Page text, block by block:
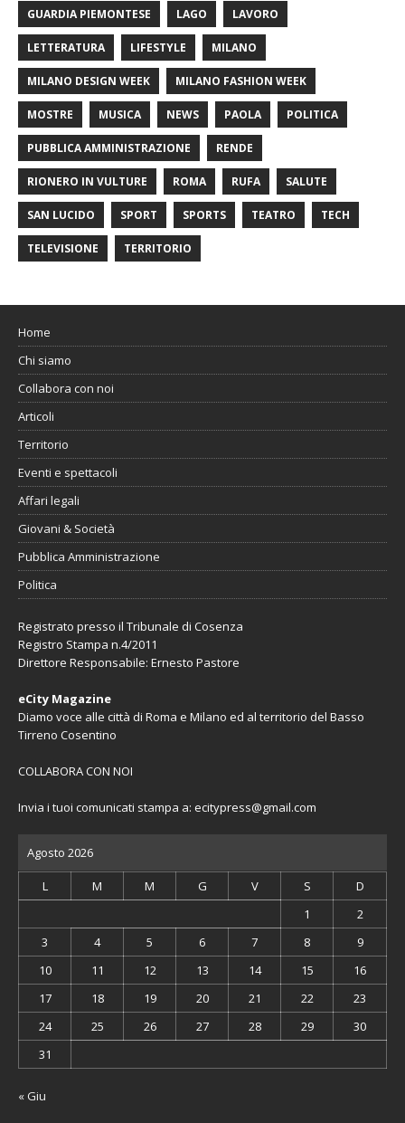
GUARDIA PIEMONTESE LAGO LAVORO
LETTERATURA LIFESTYLE MILANO
MILANO DESIGN WEEK MILANO FASHION WEEK
MOSTRE MUSICA NEWS PAOLA POLITICA
PUBBLICA AMMINISTRAZIONE RENDE
RIONERO IN VULTURE ROMA RUFA SALUTE
SAN LUCIDO SPORT SPORTS TEATRO TECH
TELEVISIONE TERRITORIO
Home
Chi siamo
Collabora con noi
Articoli
Territorio
Eventi e spettacoli
Affari legali
Giovani & Società
Pubblica Amministrazione
Politica
Registrato presso il Tribunale di Cosenza
Registro Stampa n.4/2011
Direttore Responsabile: Ernesto Pastore
eCity Magazine
Diamo voce alle città di Roma e Milano ed al territorio del Basso
Tirreno Cosentino
COLLABORA CON NOI
Invia i tuoi comunicati stampa a: ecitypress@gmail.com
Agosto 2026
L M M G V S
D
1
2
3
4 5 6 7 8
9
10
11 12 13 14 15
16
17
18 19 20 21 22
23
24
25 26 27 28 29
30
31
« Giu